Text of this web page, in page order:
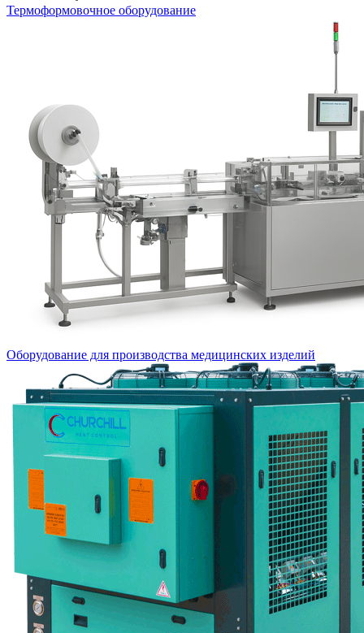
Термоформовочное оборудование
Оборудование для производства медицинских изделий